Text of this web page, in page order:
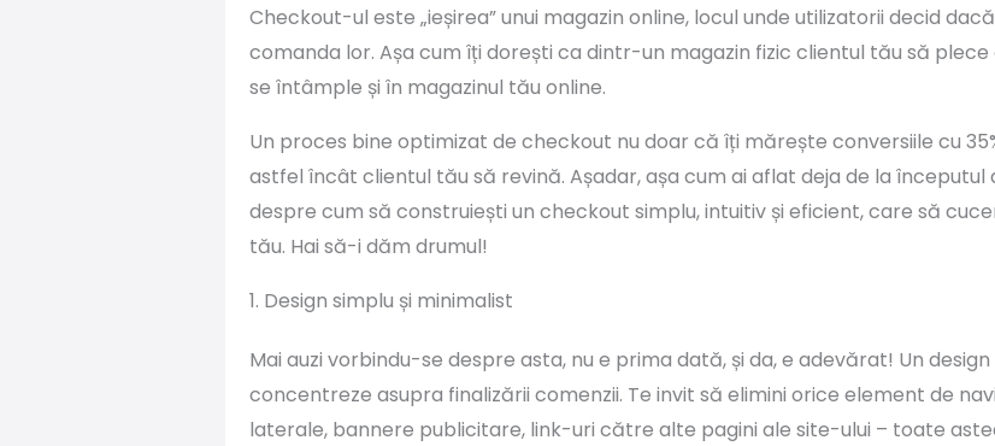
Checkout-ul este „ieșirea” unui magazin online, locul unde utilizatorii decid
comanda lor. Așa cum îți dorești ca dintr-un magazin fizic clientul tău să
se întâmple și în magazinul tău online.
Un proces bine optimizat de checkout nu doar că îți mărește conversiile cu
astfel încât clientul tău să revină. Așadar, așa cum ai aflat deja de la începutul
despre cum să construiești un checkout simplu, intuitiv și eficient, care să
tău. Hai să-i dăm drumul!
1. Design simplu și minimalist
Mai auzi vorbindu-se despre asta, nu e prima dată, și da, e adevărat! Un
concentreze asupra finalizării comenzii. Te invit să elimini orice element de
laterale, bannere publicitare, link-uri către alte pagini ale site-ului – toate